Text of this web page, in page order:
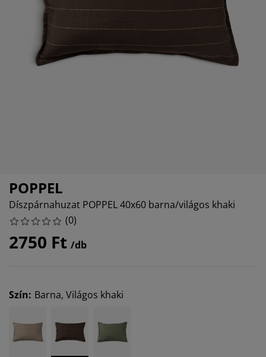
bútorok
és kiegészítők
világítás
POPPEL
Díszpárnahuzat POPPEL 40x60 barna/világos khaki
(0)
2750 Ft /db
Szín: Barna, Világos khaki